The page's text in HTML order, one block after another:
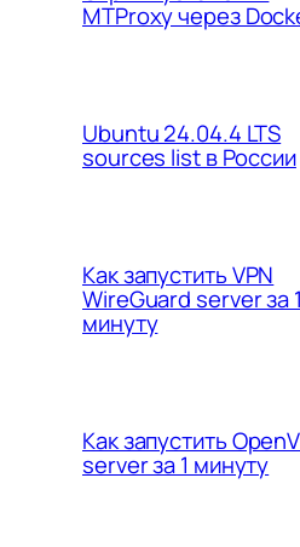
MTProxy через
Ubuntu 24.04.4 LTS
sources list в России
Как запустить VPN
WireGuard server за 1
минуту
Как запустить
server за 1 минуту